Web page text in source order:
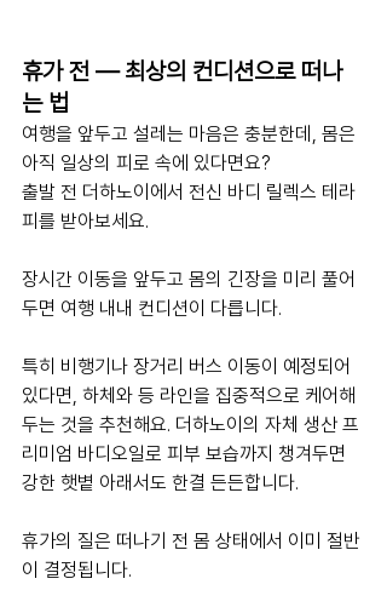
휴가 전 — 최상의 컨디션으로 떠나
는 법
여행을 앞두고 설레는 마음은 충분한데, 몸은
아직 일상의 피로 속에 있다면요?
출발 전 더하노이에서 전신 바디 릴렉스 테라
피를 받아보세요.
장시간 이동을 앞두고 몸의 긴장을 미리 풀어
두면 여행 내내 컨디션이 다릅니다.
특히 비행기나 장거리 버스 이동이 예정되어
있다면, 하체와 등 라인을 집중적으로 케어해
두는 것을 추천해요. 더하노이의 자체 생산 프
리미엄 바디오일로 피부 보습까지 챙겨두면
강한 햇볕 아래서도 한결 든든합니다.
휴가의 질은 떠나기 전 몸 상태에서 이미 절반
이 결정됩니다.